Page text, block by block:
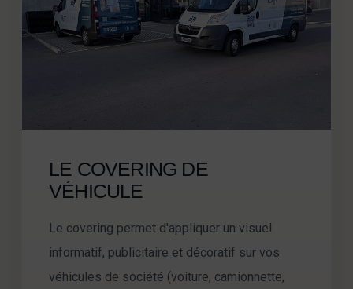
LE COVERING DE
VÉHICULE
Le covering permet d'appliquer un visuel
informatif, publicitaire et décoratif sur vos
véhicules de société (voiture, camionnette,